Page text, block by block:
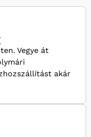
Vegye át
akár